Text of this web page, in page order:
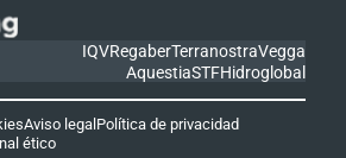
IQVRegaberTerranostraVegga
AquestiaSTFHidroglobal
Aviso legal Política de privacidad
ético